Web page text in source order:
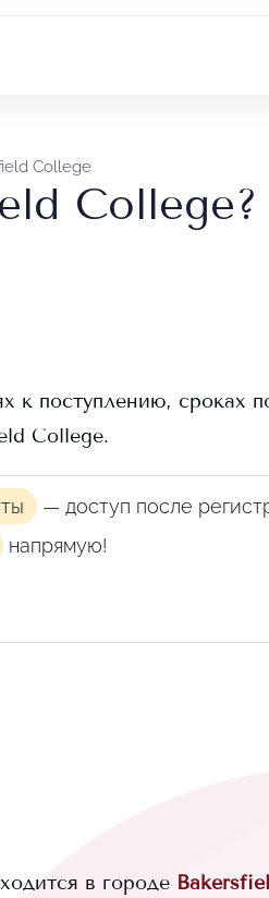
College
College?
к поступлению, сроках
College.
— доступ после
напрямую!
в городе